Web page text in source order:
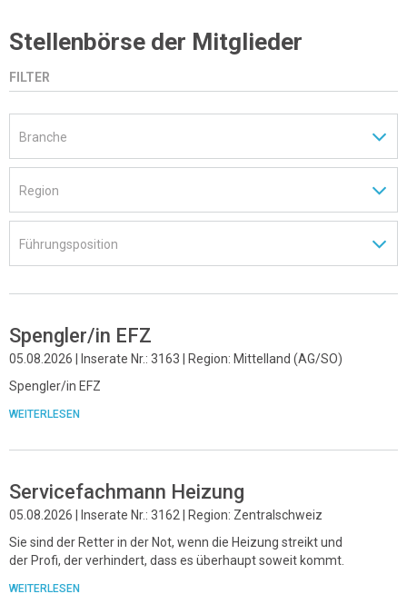
Stellenbörse der Mitglieder
Spengler/in EFZ
05.08.2026 | Inserate Nr.: 3163 | Region: Mittelland (AG/SO)
Spengler/in EFZ
WEITERLESEN
Servicefachmann Heizung
05.08.2026 | Inserate Nr.: 3162 | Region: Zentralschweiz
Sie sind der Retter in der Not, wenn die Heizung streikt und
der Profi, der verhindert, dass es überhaupt soweit kommt.
WEITERLESEN
FILTER